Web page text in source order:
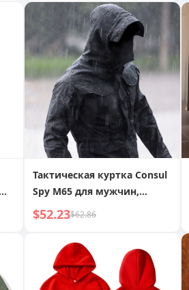
искусственной кожи,
мужская мотоциклетная
кожаная куртка с
воротником-стойкой,
повседневная мужская
верхняя одежда
Тактическая куртка Consul
Spy M65 для мужчин,
весна-осень,
ветрозащитное пальто
средней длины
$52.23$62.86